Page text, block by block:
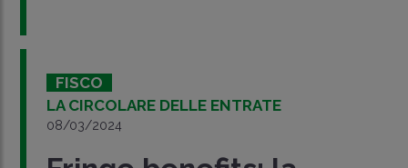
FISCO
LA CIRCOLARE DELLE ENTRATE
08/03/2024